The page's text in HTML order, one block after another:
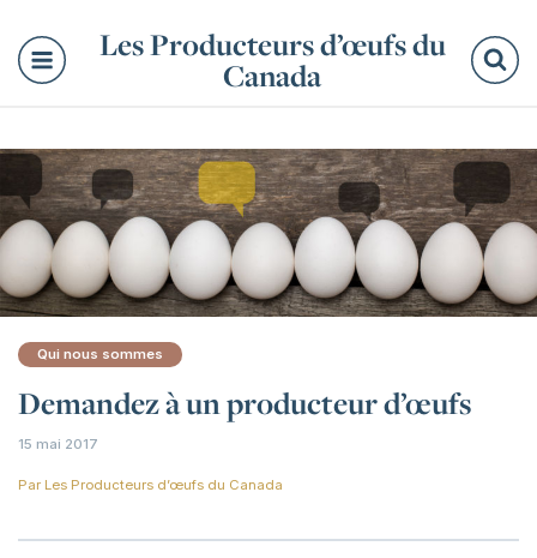
Les Producteurs d’œufs du
Canada
Qui nous sommes
Demandez à un producteur d’œufs
15 mai 2017
Par Les Producteurs d’œufs du Canada